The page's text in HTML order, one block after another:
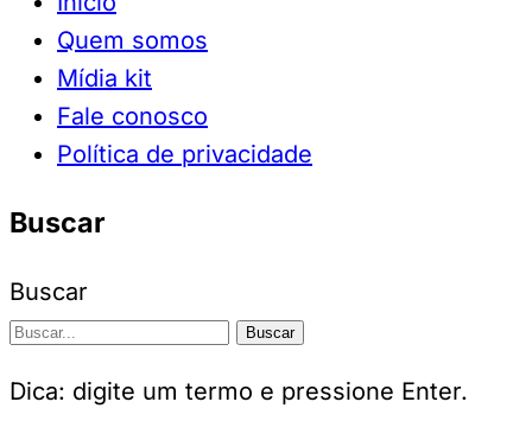
Quem somos
Mídia kit
Fale conosco
Política de privacidade
Buscar
Buscar
Buscar
Dica: digite um termo e pressione Enter.